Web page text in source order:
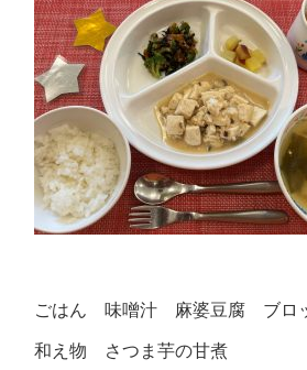
ごはん 味噌汁 麻婆豆腐 ブロ
和え物 さつま芋の甘煮